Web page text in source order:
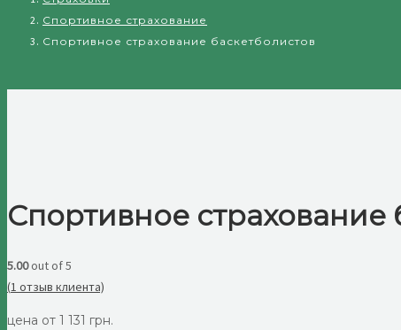
Спортивное страхование
Спортивное страхование баскетболистов
Спортивное страхование
5.00out of 5
(1 отзыв клиента)
цена от 1 131 грн.